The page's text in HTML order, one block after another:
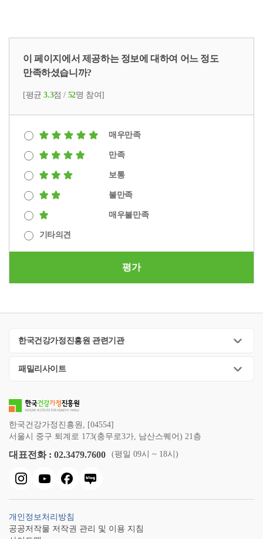
이 페이지에서 제공하는 정보에 대하여 어느 정도
만족하셨습니까?
[평균3.3점 / 52명 참여]
매우만족
만족
보통
불만족
매우불만족
기타의견
평가
한국건강가정진흥원 관련기관
패밀리사이트
한국건강가정진흥원, [04554]
서울시 중구 퇴계로 173(충무로3가, 남산스퀘어) 21층
대표전화 : 02.3479.7600 (평일 09시 ~ 18시)
개인정보처리방침
공공저작물 저작권 관리 및 이용 지침